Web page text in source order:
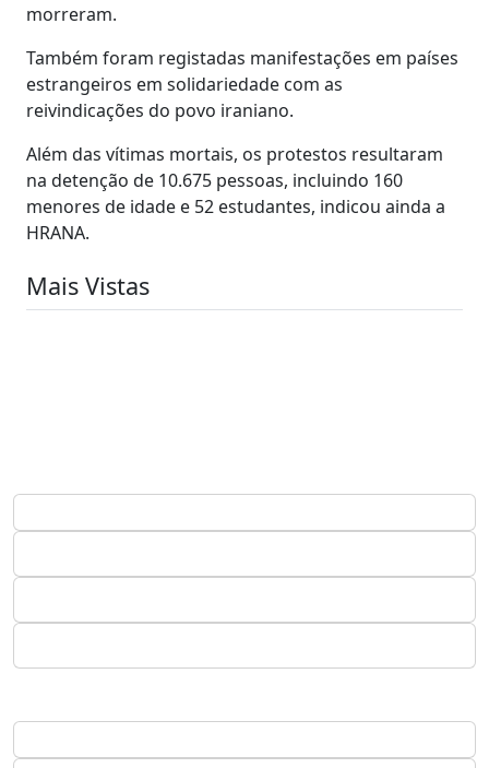
morreram.
Também foram registadas manifestações em países
estrangeiros em solidariedade com as
reivindicações do povo iraniano.
Além das vítimas mortais, os protestos resultaram
na detenção de 10.675 pessoas, incluindo 160
menores de idade e 52 estudantes, indicou ainda a
HRANA.
Mais Vistas